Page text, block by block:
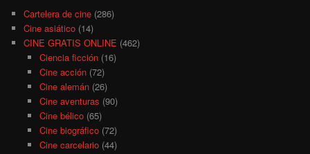
Cartelera de cine (286)
Cine asiático (14)
CINE GRATIS ONLINE (462)
Ciencia ficción(16)
Cine acción(72)
Cine alemán(26)
Cine aventuras (90)
Cine bélico(65)
Cine biográfico(72)
Cine carcelario(44)